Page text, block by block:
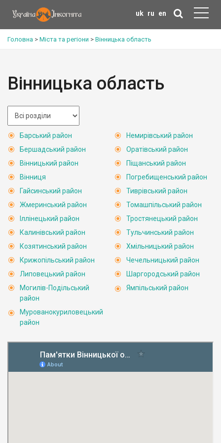
uk ru en
Головна > Міста та регіони > Вінницька область
Вінницька область
Барський район
Бершадський район
Вінницький район
Вінниця
Гайсинський район
Жмеринський район
Іллінецький район
Калинівський район
Козятинський район
Крижопільський район
Липовецький район
Могилів-Подільський
район
Мурованокуриловецький
район
Немирівський район
Оратівський район
Піщанський район
Погребищенський район
Тиврівський район
Томашпільський район
Тростянецький район
Тульчинський район
Хмільницький район
Чечельницький район
Шаргородський район
Ямпільський район